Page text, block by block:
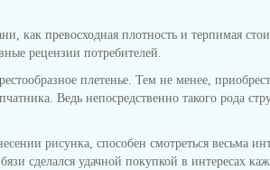
как превосходная плотность и терпимая
рецензии потребителей.
плетенье. Тем не менее,
Ведь непосредственно такого рода
рисунка, способен смотреться весьма
сделался удачной покупкой в интересах